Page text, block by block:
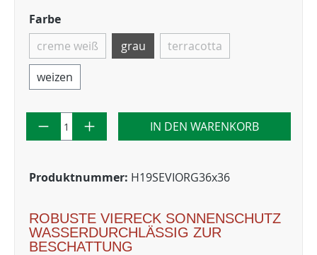
Farbe
creme weiß
grau
terracotta
weizen
IN DEN WARENKORB
Produktnummer: H19SEVIORG36x36
ROBUSTE VIERECK SONNENSCHUTZ
WASSERDURCHLÄSSIG ZUR
BESCHATTUNG